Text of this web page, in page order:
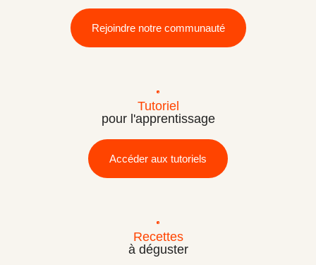
Rejoindre notre communauté
Tutoriel
pour l'apprentissage
Accéder aux tutoriels
Recettes
à déguster